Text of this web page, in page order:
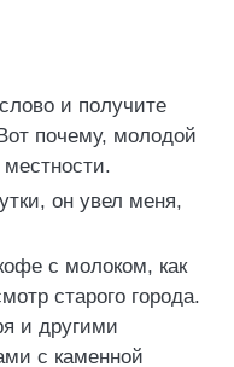
и получите
почему, молодой
он увел меня,
с молоком, как
старого города.
и другими
с каменной